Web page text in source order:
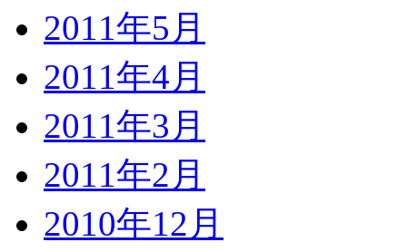
2011年5月
2011年4月
2011年3月
2011年2月
2010年12月